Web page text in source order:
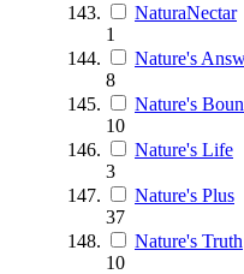
NaturaNectar
1
Nature's
8
Nature's
10
Nature's Life
3
Nature's Plus
37
Nature's Truth
10